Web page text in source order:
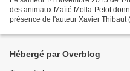
des animaux Maïté Molla-Petot
présence de l'auteur Xavier Thibaut
Hébergé par Overblog